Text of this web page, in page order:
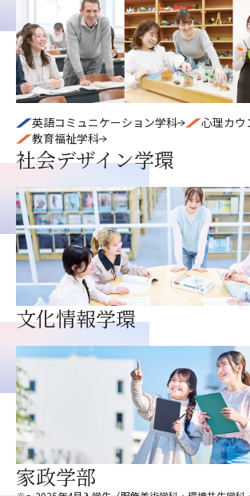
英語コミュニケーション学科
心理カウ
教育福祉学科
社会デザイン学環
文化情報学環
家政学部